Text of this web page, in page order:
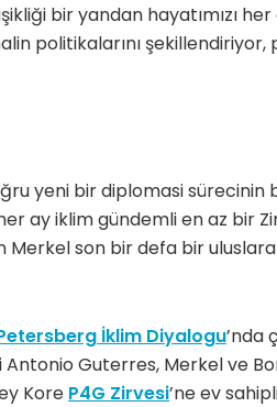
bir yandan hayatımızı
politikalarını şekillendiriyor,
yeni bir diplomasi sürecinin
ay iklim gündemli en az bir
Merkel son bir defa bir
İklim Diyalogu’nda
Guterres, Merkel ve
Kore P4G Zirvesi’ne ev